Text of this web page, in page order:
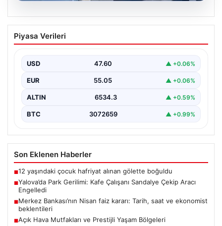
05.08.2026
Yalova’da Park Gerilimi: Kafe Çalışanı
Sandalye Çekip Aracı Engelledi
meydana gelen ilginç bir olay, sosyal medyada geniş…
Piyasa Verileri
USD 47.60 ▲ +0.06%
EUR 55.05 ▲ +0.06%
ALTIN 6534.3 ▲ +0.59%
BTC 3072659 ▲ +0.99%
Son Eklenen Haberler
■12 yaşındaki çocuk hafriyat alınan gölette boğuldu
■Yalova’da Park Gerilimi: Kafe Çalışanı Sandalye Çekip Aracı
Engelledi
■Merkez Bankası’nın Nisan faiz kararı: Tarih, saat ve ekonomist
beklentileri
■Açık Hava Mutfakları ve Prestijli Yaşam Bölgeleri